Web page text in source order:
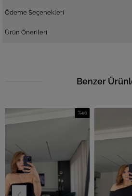
Ödeme Seçenekleri
Ürün Önerileri
Benzer
İndirim